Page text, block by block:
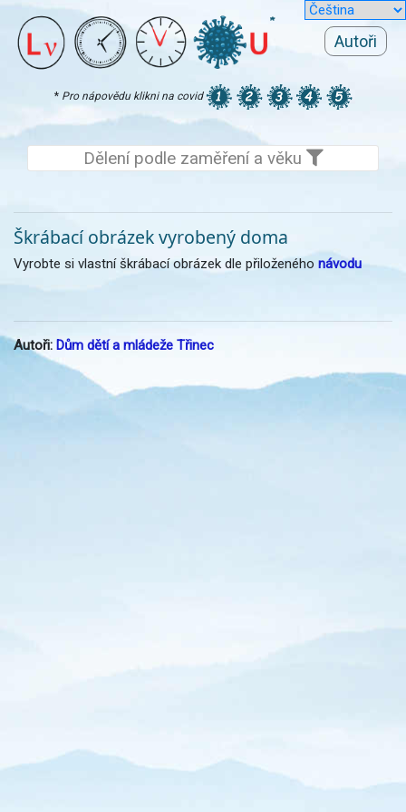
Autoři
* Pro nápovědu klikni na covid
Dělení podle zaměření a věku
Škrábací obrázek vyrobený doma
Vyrobte si vlastní škrábací obrázek dle přiloženého návodu
Autoři: Dům dětí a mládeže Třinec